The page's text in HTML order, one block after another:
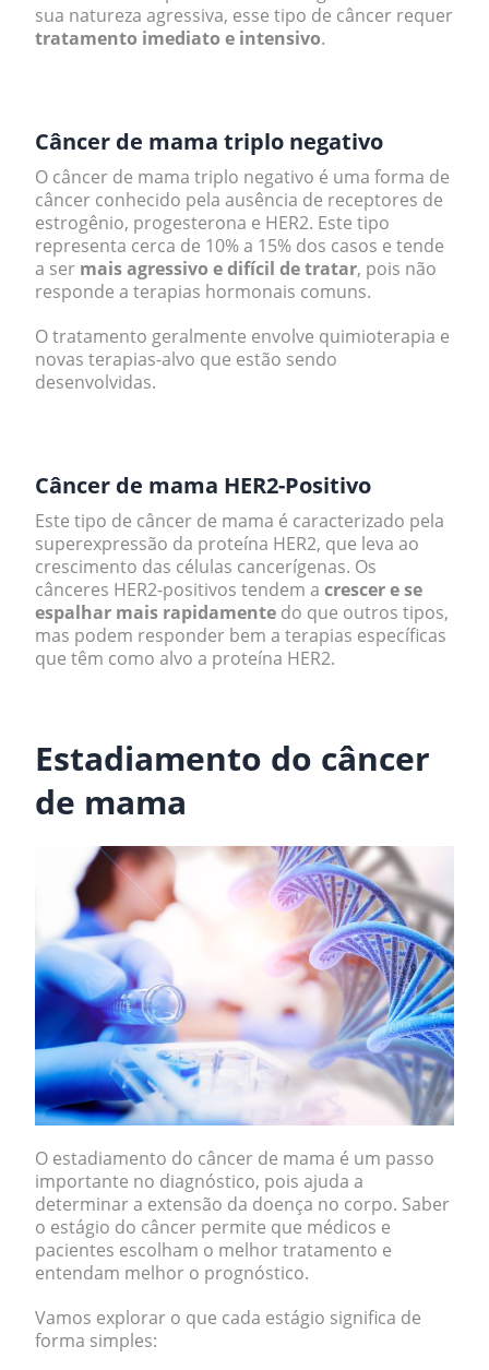
sua natureza agressiva, esse tipo de câncer requer
tratamento imediato e intensivo.
Câncer de mama triplo negativo
O câncer de mama triplo negativo é uma forma de
câncer conhecido pela ausência de receptores de
estrogênio, progesterona e HER2. Este tipo
representa cerca de 10% a 15% dos casos e tende
a ser mais agressivo e difícil de tratar, pois não
responde a terapias hormonais comuns.
O tratamento geralmente envolve quimioterapia e
novas terapias-alvo que estão sendo
desenvolvidas.
Câncer de mama HER2-Positivo
Este tipo de câncer de mama é caracterizado pela
superexpressão da proteína HER2, que leva ao
crescimento das células cancerígenas. Os
cânceres HER2-positivos tendem a crescer e se
espalhar mais rapidamente do que outros tipos,
mas podem responder bem a terapias específicas
que têm como alvo a proteína HER2.
Estadiamento do câncer
de mama
O estadiamento do câncer de mama é um passo
importante no diagnóstico, pois ajuda a
determinar a extensão da doença no corpo. Saber
o estágio do câncer permite que médicos e
pacientes escolham o melhor tratamento e
entendam melhor o prognóstico.
Vamos explorar o que cada estágio significa de
forma simples: